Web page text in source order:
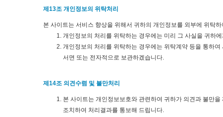
제13조 개인정보의 위탁처리
본 사이트는 서비스 향상을 위해서 귀하의 개인정보를 외부에 위탁
개인정보의 처리를 위탁하는 경우에는 미리 그 사실을 귀하
개인정보의 처리를 위탁하는 경우에는 위탁계약 등을 통하
서면 또는 전자적으로 보관하겠습니다.
제14조 의견수렴 및 불만처리
본 사이트는 개인정보보호와 관련하여 귀하가 의견과 불만
조치하여 처리결과를 통보해 드립니다.